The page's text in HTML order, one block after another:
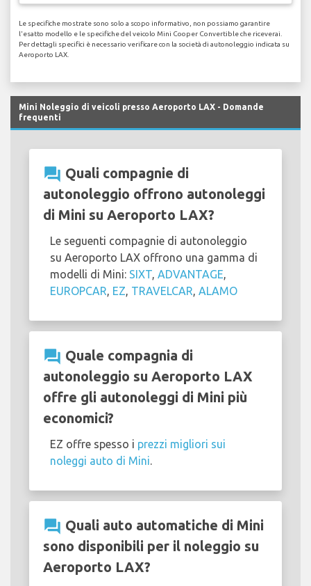
Le specifiche mostrate sono solo a scopo informativo, non possiamo garantire
l'esatto modello e le specifiche del veicolo Mini Cooper Convertible che riceverai.
Per dettagli specifici è necessario verificare con la società di autonoleggio indicata su
Aeroporto LAX.
Mini Noleggio di veicoli presso Aeroporto LAX - Domande
frequenti
question_answer Quali compagnie di
autonoleggio offrono autonoleggi
di Mini su Aeroporto LAX?
Le seguenti compagnie di autonoleggio
su Aeroporto LAX offrono una gamma di
modelli di Mini: SIXT, ADVANTAGE,
EUROPCAR, EZ, TRAVELCAR, ALAMO
question_answer Quale compagnia di
autonoleggio su Aeroporto LAX
offre gli autonoleggi di Mini più
economici?
EZ offre spesso i prezzi migliori sui
noleggi auto di Mini.
question_answer Quali auto automatiche di Mini
sono disponibili per il noleggio su
Aeroporto LAX?